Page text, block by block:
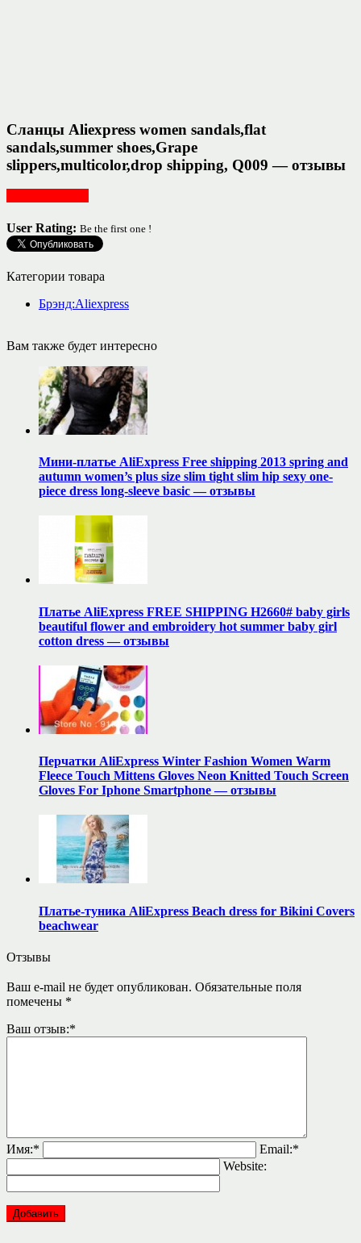
Сланцы Aliexpress women sandals,flat
sandals,summer shoes,Grape
slippers,multicolor,drop shipping, Q009 — отзывы
User Rating: Be the first one !
Категории товара
Брэнд:Aliexpress
Вам также будет интересно
Мини-платье AliExpress Free shipping 2013 spring and
autumn women’s plus size slim tight slim hip sexy one-
piece dress long-sleeve basic — отзывы
Платье AliExpress FREE SHIPPING H2660# baby girls
beautiful flower and embroidery hot summer baby girl
cotton dress — отзывы
Перчатки AliExpress Winter Fashion Women Warm
Fleece Touch Mittens Gloves Neon Knitted Touch Screen
Gloves For Iphone Smartphone — отзывы
Платье-туника AliExpress Beach dress for Bikini Covers
beachwear
Отзывы
Ваш e-mail не будет опубликован. Обязательные поля
помечены *
Ваш отзыв:*
Имя:* Email:*
Website: